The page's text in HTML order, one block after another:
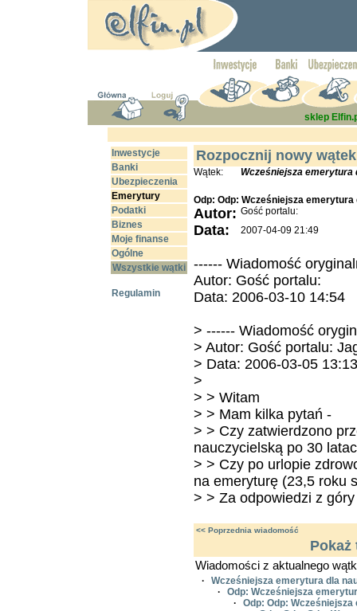
sklep
Inwestycje
Banki
Ubezpieczenia
Emerytury
Podatki
Biznes
Moje finanse
Ogólne
Wszystkie wątki
Regulamin
Rozpocznij nowy wątek
Wątek: Wcześniejsza emerytura
Odp: Odp: Wcześniejsza
Autor: Gość portalu:
Data: 2007-04-09 21:49
------ Wiadomość
Autor: Gość portalu:
Data: 2006-03-10 14:54
> ------ Wiadomość
> Autor: Gość portalu:
> Data: 2006-03-05 13:13
>
> > Witam
> > Mam kilka pytań -
> > Czy zatwierdzono
nauczycielską po 30
> > Czy po urlopie
na emeryturę (23,5 roku
> > Za odpowiedzi z
<< Poprzednia wiadomość
Wiadomości z aktualnego
·
Wcześniejsza emerytura dla
·
Odp: Wcześniejsza
·
Odp: Odp: